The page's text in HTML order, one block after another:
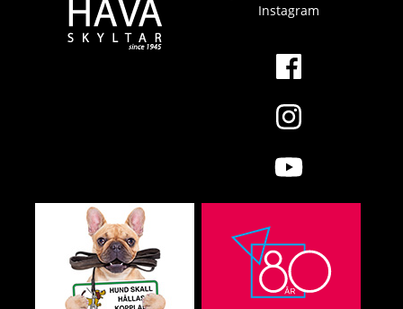
Instagram